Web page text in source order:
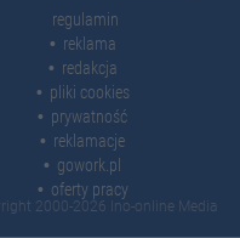
regulamin
reklama
redakcja
pliki cookies
prywatność
reklamacje
gowork.pl
oferty pracy
2000-2026 Ino-online Media